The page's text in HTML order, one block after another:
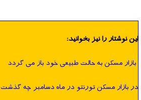
این نوشتار را نیز بخوانید:
‍ بازار مسکن به حالت طبیعی خود باز می گردد
در بازار مسکن تورنتو در ماه دسامبر چه گذشت